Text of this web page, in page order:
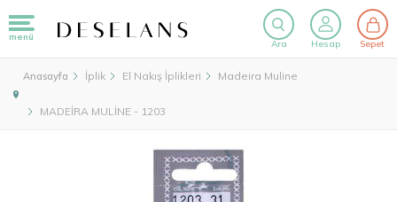
menü
Ara Hesap Sepet
Anasayfa İplik El Nakış İplikleri Madeira Muline
MADEİRA MULİNE - 1203